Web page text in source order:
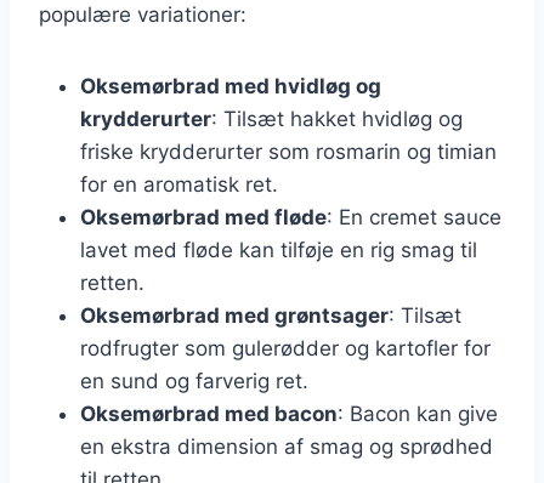
populære variationer:
Oksemørbrad med hvidløg og
krydderurter: Tilsæt hakket hvidløg og
friske krydderurter som rosmarin og timian
for en aromatisk ret.
Oksemørbrad med fløde: En cremet sauce
lavet med fløde kan tilføje en rig smag til
retten.
Oksemørbrad med grøntsager: Tilsæt
rodfrugter som gulerødder og kartofler for
en sund og farverig ret.
Oksemørbrad med bacon: Bacon kan give
en ekstra dimension af smag og sprødhed